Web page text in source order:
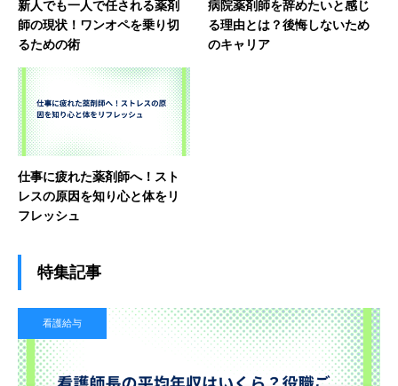
新人でも一人で任される薬剤
師の現状！ワンオペを乗り切
るための術
病院薬剤師を辞めたいと感じ
る理由とは？後悔しないため
のキャリア
仕事に疲れた薬剤師へ！スト
レスの原因を知り心と体をリ
フレッシュ
特集記事
看護給与